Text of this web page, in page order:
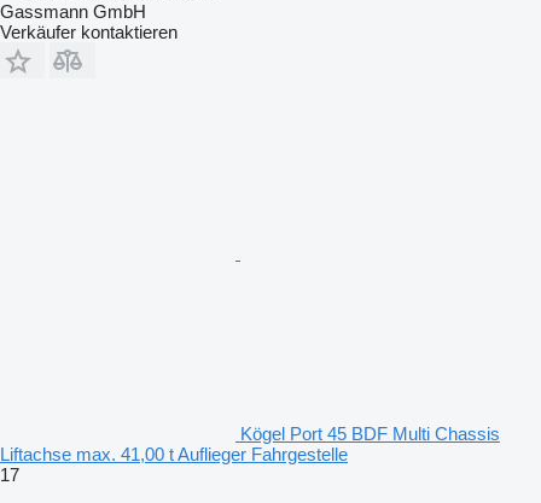
Gassmann GmbH
Verkäufer kontaktieren
Kögel Port 45 BDF Multi Chassis
Liftachse max. 41,00 t Auflieger Fahrgestelle
17